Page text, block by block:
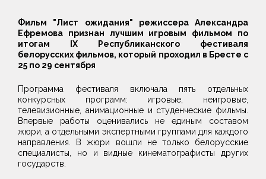
Фильм "Лист ожидания" режиссера Александра
Ефремова признан лучшим игровым фильмом по
итогам IX Республиканского фестиваля
белорусских фильмов, который проходил в Бресте с
25 по 29 сентября
Программа фестиваля включала пять отдельных
конкурсных программ: игровые, неигровые,
телевизионные, анимационные и студенческие фильмы.
Впервые работы оценивались не единым составом
жюри, а отдельными экспертными группами для каждого
направления. В жюри вошли не только белорусские
специалисты, но и видные кинематографисты других
государств.